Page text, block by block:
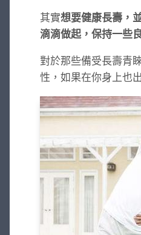
其實想要健康長壽，
滴滴做起，保持一些
對於那些備受長壽青
性，如果在你身上也